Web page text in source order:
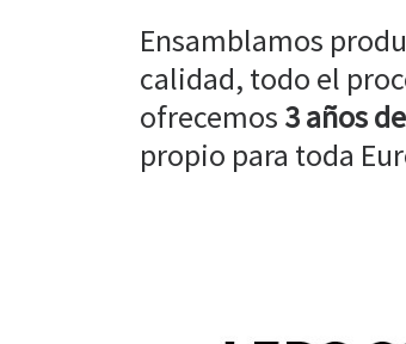
Ensamblamos
calidad, todo el
ofrecemos 3 años
propio para toda